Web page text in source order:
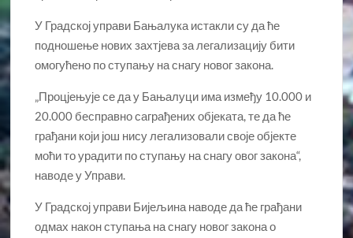
У Градској управи Бањалука истакли су да ће
подношење нових захтјева за легализацију бити
омогућено по ступању на снагу новог закона.
„Процјењује се да у Бањалуци има између 10.000 и
20.000 бесправно саграђених објеката, те да ће
грађани који још нису легализовали своје објекте
моћи то урадити по ступању на снагу овог закона“,
наводе у Управи.
У Градској управи Бијељина наводе да ће грађани
одмах након ступања на снагу новог закона о